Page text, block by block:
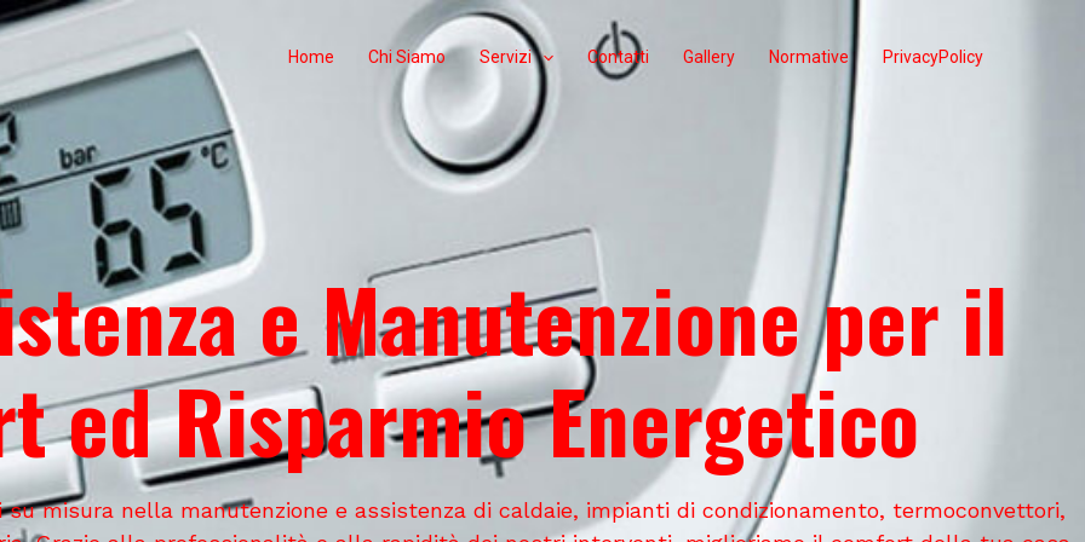
Home Chi Siamo Servizi Contatti Gallery Normative PrivacyPolicy
e Manutenzione per il
ed Risparmio Energetico
su misura nella manutenzione e assistenza di caldaie, impianti di condizionamento, termoconvettori,